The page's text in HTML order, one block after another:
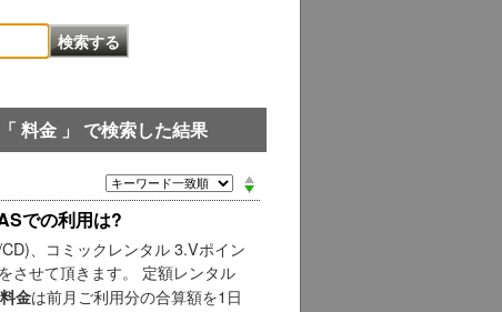
料金 」 で検索した結果
での利用は?
、コミックレンタル 3.Vポイン
させて頂きます。 定額レンタル
料金は前月ご利用分の合算額を1日